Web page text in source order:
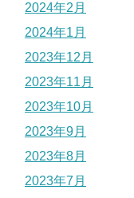
2024年2月
2024年1月
2023年12月
2023年11月
2023年10月
2023年9月
2023年8月
2023年7月